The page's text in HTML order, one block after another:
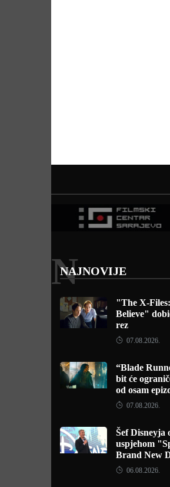
NAJNOVIJE
N
"The X-
Believe"
rez
07.08.2026.
“Blade
bit će
od osam
07.08.2026.
Šef Disneyja
uspjehom
Brand New
06.08.2026.